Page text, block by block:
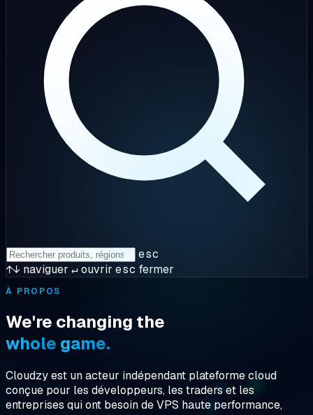
esc
↑↓ naviguer ↵ouvrir esc fermer
À PROPOS
We're changing the
whole game.
Cloudzy est unacteur indépendant plateforme cloud
conçue pour les développeurs, les traders et les
entreprises qui ont besoin deVPS haute performance,